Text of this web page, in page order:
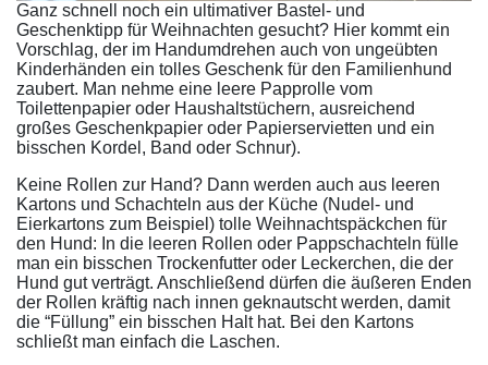
Ganz schnell noch ein ultimativer Bastel- und
Geschenktipp für Weihnachten gesucht? Hier kommt ein
Vorschlag, der im Handumdrehen auch von ungeübten
Kinderhänden ein tolles Geschenk für den Familienhund
zaubert. Man nehme eine leere Papprolle vom
Toilettenpapier oder Haushaltstüchern, ausreichend
großes Geschenkpapier oder Papierservietten und ein
bisschen Kordel, Band oder Schnur).
Keine Rollen zur Hand? Dann werden auch aus leeren
Kartons und Schachteln aus der Küche (Nudel- und
Eierkartons zum Beispiel) tolle Weihnachtspäckchen für
den Hund: In die leeren Rollen oder Pappschachteln fülle
man ein bisschen Trockenfutter oder Leckerchen, die der
Hund gut verträgt. Anschließend dürfen die äußeren Enden
der Rollen kräftig nach innen geknautscht werden, damit
die “Füllung” ein bisschen Halt hat. Bei den Kartons
schließt man einfach die Laschen.